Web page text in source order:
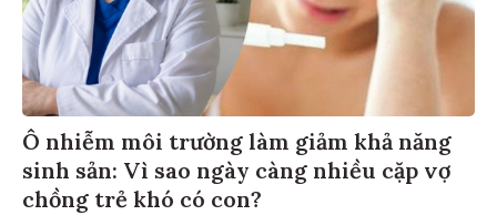
Ô nhiễm môi trường làm giảm khả năng
sinh sản: Vì sao ngày càng nhiều cặp vợ
chồng trẻ khó có con?